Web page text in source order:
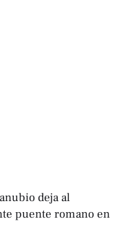
deja al
puente romano en